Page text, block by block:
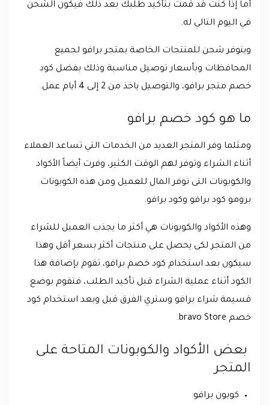
أما إذا كنت قد قمت بتأكيد طلبك بعد ذلك فيكون الشحن
في اليوم التالي له.
ويتوفر شحن للمنتجات الخاصة بمتجر برافو لجميع
المحافظات وبأسعار توصيل مناسبة وذلك بفضل كود
خصم متجر برافو، والتوصيل ياخذ من 2 إلى 4 أيام عمل.
ما هو كود خصم برافو
ومثلما وفر المتجر العديد من الخدمات التي تساعد العملاء
أثناء الشراء وتوفر لهم الوقت الكثير، وفرت أيضاً الأكواد
والكوبونات التى توفر المال للعميل ومن هذه الكوبونات
برومو كود برافو وكود برافو.
وهذه الأكواد والكوبونات هي أكثر ما يجذب العميل للشراء
من المتجر لكى يحصل على منتجات أكثر بسعر أقل وهذا
سيكون بعد استخدام كود خصم برافو، تقوم بإضافة هذا
الكود أثناء عملية الشراء قبل تأكيد الطلب، فتقوم بوضع
قسيمة شراء برافو وستري الفرق قبل وبعد استخدام كود
خصم bravo Store.
بعض الأكواد والكوبونات المتاحة على
المتجر
كوبون برافو.